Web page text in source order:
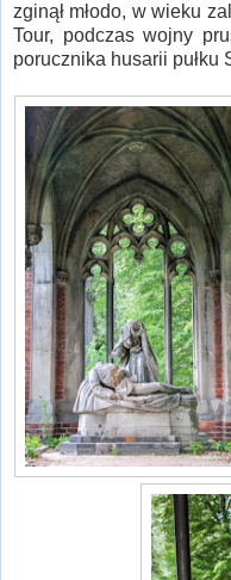
zginął młodo, w wieku
Tour, podczas wojny
porucznika husarii pułku